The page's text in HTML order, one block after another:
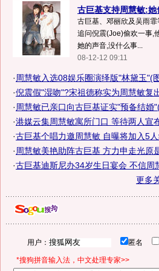
古巨基支持周慧敏:
古巨基、邓丽欣及吴雨
追问倪震(Joe)偷欢一事,
她的声音,没什么事...
08-12-12 09:11
· 周慧敏入选08娱乐圈演绎版"林黛玉"(
·倪震假"湿吻"?宋祖德称实为周慧敏复
· 周慧敏已亲口向古巨基证实"预备结婚
·港媒云集周慧敏寓所门口 等待两人宣
·古巨基个唱力邀周慧敏 自曝将加入5
· 周慧敏美艳助阵古巨基 方力申走光原
·古巨基迪斯尼办34岁生日宴会 不信周
更多
用户： 匿名
*搜狗拼音输入法，中文处理专家>>